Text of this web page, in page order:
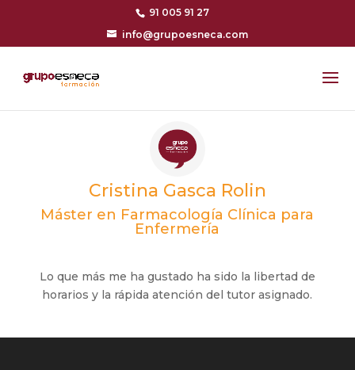
91 005 91 27
info@grupoesneca.com
Cristina Gasca Rolin
Máster en Farmacología Clínica para
Enfermería
Lo que más me ha gustado ha sido la libertad de
horarios y la rápida atención del tutor asignado.